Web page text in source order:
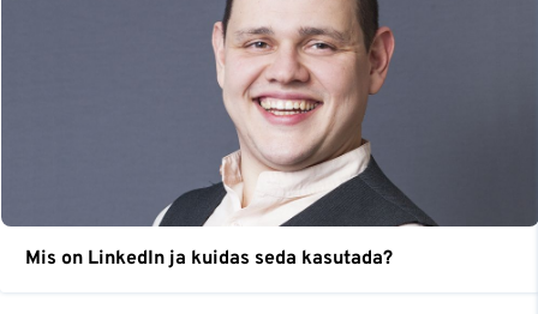
Mis on LinkedIn ja kuidas seda kasutada?